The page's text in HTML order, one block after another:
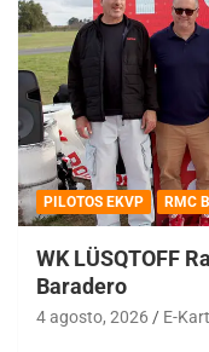
PILOTOS EKVP RMC
WK LÜSQTOFF
Baradero
4 agosto, 2026 E-Kart